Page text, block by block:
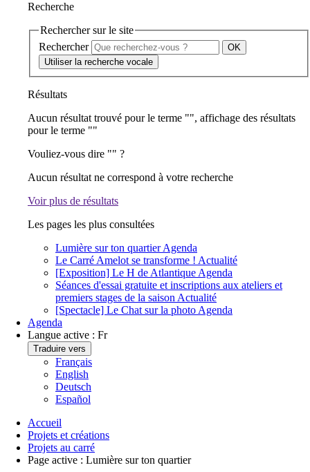
Recherche
Rechercher sur le site
Rechercher
Utiliser la recherche vocale
Résultats
Aucun résultat trouvé pour le terme "", affichage des résultats
pour le terme ""
Vouliez-vous dire "" ?
Aucun résultat ne correspond à votre recherche
Voir plus de résultats
Les pages les plus consultées
Lumière sur ton quartier Agenda
Le Carré Amelot se transforme ! Actualité
[Exposition] Le H de Atlantique Agenda
Séances d'essai gratuite et inscriptions aux ateliers et
premiers stages de la saison Actualité
[Spectacle] Le Chat sur la photo Agenda
Agenda
Langue active : Fr
Traduire vers
Français
English
Deutsch
Español
Accueil
Projets et créations
Projets au carré
Page active : Lumière sur ton quartier